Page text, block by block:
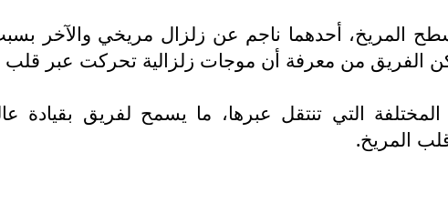
المريخ، أحدهما ناجم عن زلزال مريخي والآخر
الفريق من معرفة أن موجات زلزالية تحركت عبر قلب
التي تنتقل عبرها، ما يسمح لفريق بقيادة
المريخ.